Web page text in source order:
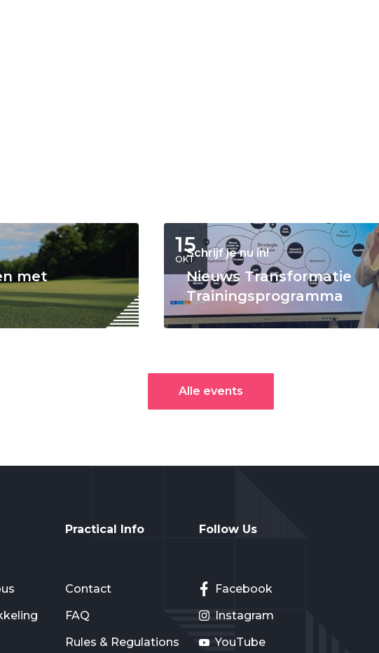
met
15
OKTSchrijf je nu in!
Nieuws Transformatie
Trainingsprogramma
Alle events
Practical Info
Contact
FAQ
Rules & Regulations
Follow Us
Facebook
Instagram
YouTube